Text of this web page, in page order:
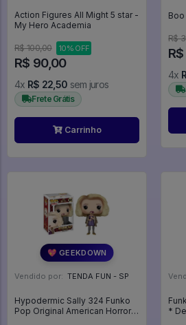
Action Figures All Might 5 star -
My Hero Academia
R$ 100,00 10% OFF
R$ 90,00
4x R$ 22,50 sem juros
Frete Grátis
Carrinho
R$
4x
💖 GEEKDOWN
Vendido por: TENDA FUN - SP
Hypodermic Sally 324 Funko
Pop Original American Horror
*